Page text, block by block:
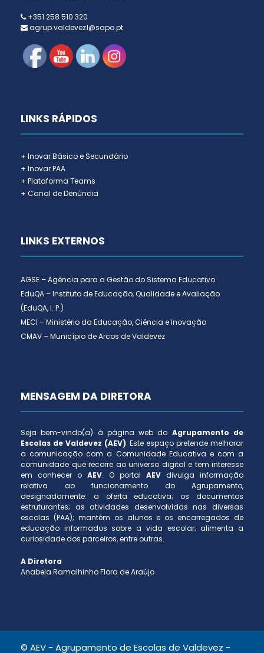
+351 258 510 320
agrup.valdevez1@sapo.pt
LINKS RÁPIDOS
+ Inovar Básico e Secundário
+ Inovar PAA
+ Plataforma Teams
+ Canal de Denúncia
LINKS EXTERNOS
AGSE – Agência para a Gestão do Sistema Educativo
EduQA – Instituto de Educação, Qualidade e Avaliação
(EduQA, I. P.)
MECI – Ministério da Educação, Ciência e Inovação
CMAV – Município de Arcos de Valdevez
MENSAGEM DA DIRETORA
Seja bem-vindo(a) à página web do Agrupamento de
Escolas de Valdevez (AEV). Este espaço pretende melhorar
a comunicação com a Comunidade Educativa e com a
comunidade que recorre ao universo digital e tem interesse
em conhecer o AEV. O portal AEV divulga informação
relativa ao funcionamento do Agrupamento,
designadamente: a oferta educativa; os documentos
estruturantes; as atividades desenvolvidas nas diversas
escolas (PAA); mantém os alunos e os encarregados de
educação informados sobre a vida escolar; alimenta a
curiosidade dos parceiros, entre outras.
A Diretora
Anabela Ramalhinho Flora de Araújo
© AEV - Agrupamento de Escolas de Valdevez -